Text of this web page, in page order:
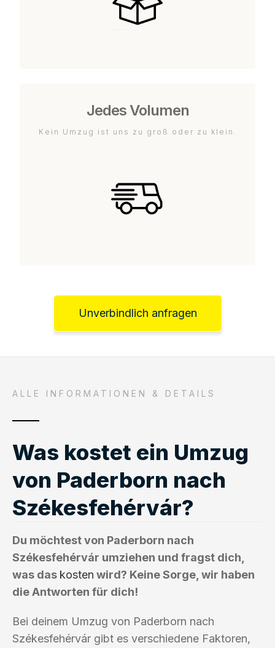
Jedes Volumen
Kein Umzug ist uns zu groß oder zu klein.
Unverbindlich anfragen
ALLE INFORMATIONEN & DETAILS
Was kostet ein Umzug
von Paderborn nach
Székesfehérvár?
Du möchtest von Paderborn nach
Székesfehérvár umziehen und fragst dich,
was das kosten wird? Keine Sorge, wir haben
die Antworten für dich!
Bei deinem Umzug von Paderborn nach
Székesfehérvár gibt es verschiedene Faktoren,